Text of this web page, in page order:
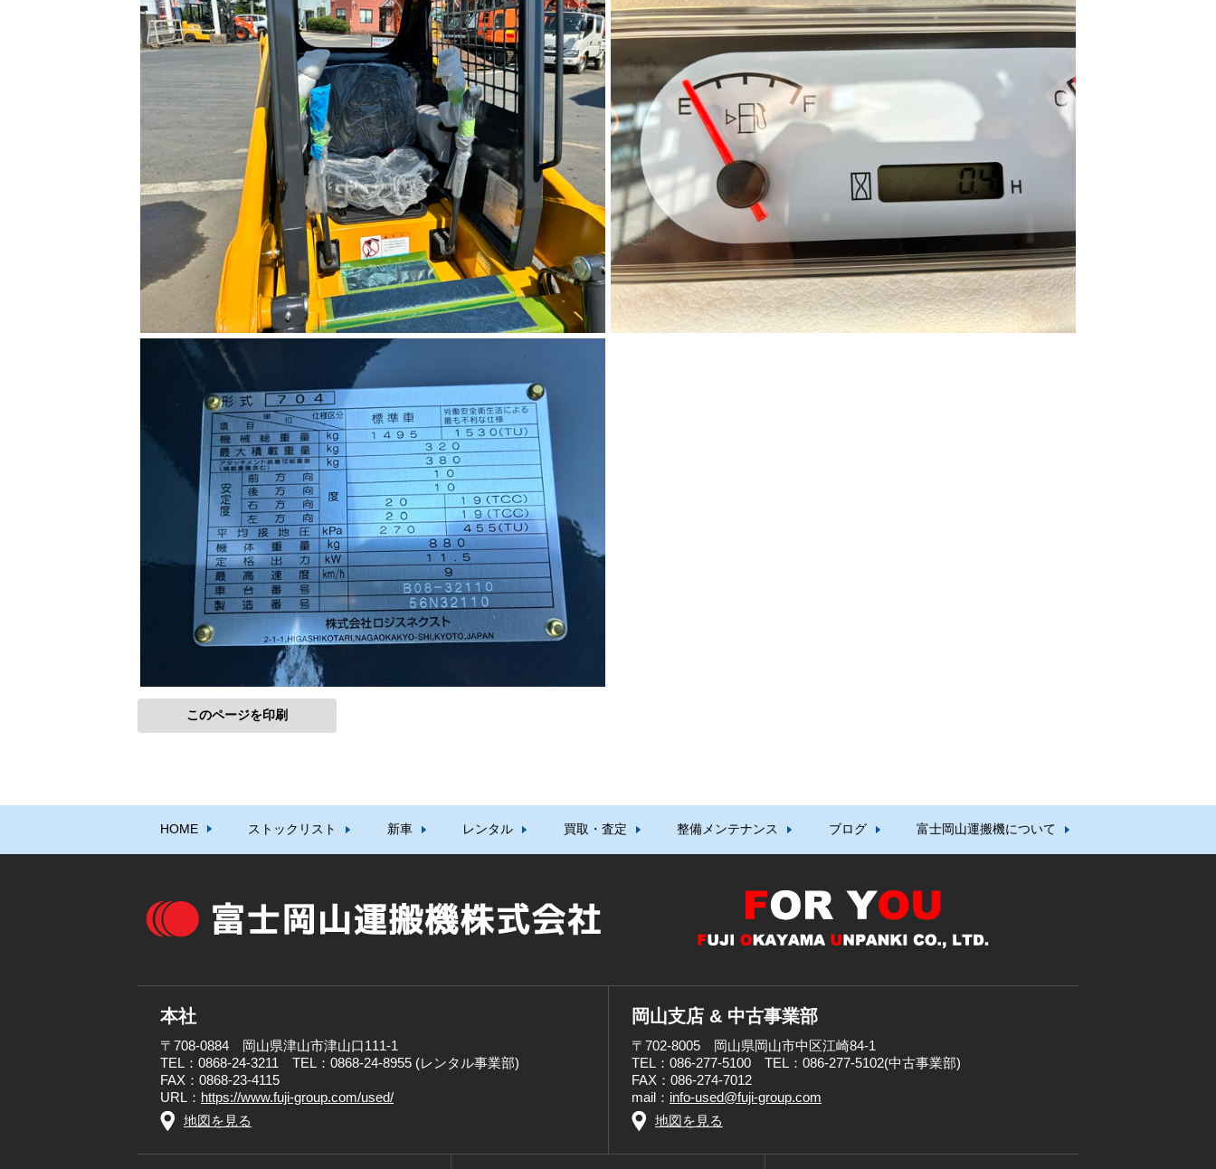
このページを印刷
HOME ストックリスト 新車 レンタル 買取・査定 整備メンテナンス ブログ 富士岡山運搬機について
本社
〒708-0884 岡山県津山市津山口111-1
TEL：0868-24-3211 TEL：0868-24-8955 (レンタル事業部)
FAX：0868-23-4115
URL： https://www.fuji-group.com/used/
地図を見る
岡山支店 & 中古事業部
〒702-8005 岡山県岡山市中区江崎84-1
TEL：086-277-5100 TEL：086-277-5102(中古事業部)
FAX：086-274-7012
mail： info-used@fuji-group.com
地図を見る